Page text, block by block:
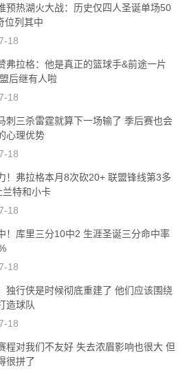
预热湖火大战：历史仅四人圣诞单场50
位列其中
18
弗拉格：他是真正的篮球手&前途一片
后继有人啦
18
刺三杀雷霆就算下一场输了 季后赛也会
心理优势
18
！弗拉格本月8次砍20+ 联盟锋线第3多
兰特和小卡
18
！库里三分10中2 生涯圣诞三分命中率
18
独行侠是时候彻底重建了 他们应该围绕
造球队
18
程对我们不友好 失去浓眉影响也很大 但
很拼了